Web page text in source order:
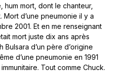
hum mort, dont le chanteur,
d’une pneumonie il y a
2001. Et en me renseignant
mort juste dix ans après
d’un père d’origine
d’une pneumonie en 1991
Tout comme Chuck.